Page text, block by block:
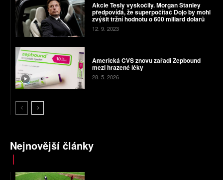
Akcie Tesly vyskočily. Morgan Stanley
předpovídá, že superpočítač Dojo by mohl
zvýšit tržní hodnotu o 600 miliard dolarů
12. 9. 2023
Americká CVS znovu zařadí Zepbound
mezi hrazené léky
28. 5. 2026
Nejnovější články